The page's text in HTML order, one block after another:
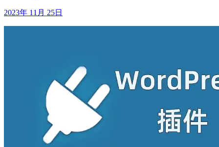
2023年 11月 25日